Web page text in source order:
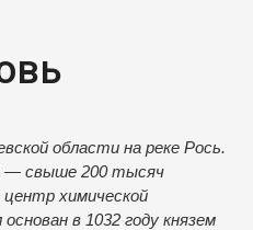
области на реке Рось.
— свыше 200 тысяч
химической
в 1032 году князем